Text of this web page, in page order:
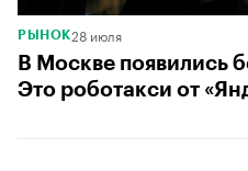
РЫНОК28 июля
В Москве появились
Это роботакси от